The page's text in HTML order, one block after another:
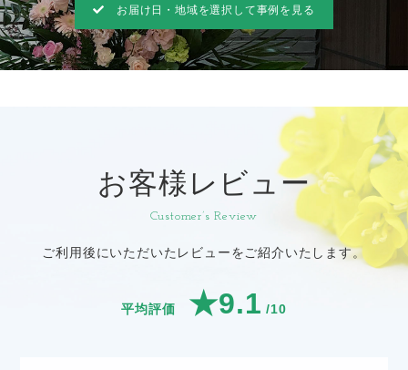
お届け日・地域を選択して事例を見る
お客様レビュー
Customer’s Review
ご利用後にいただいたレビューをご紹介いたします。
平均評価 ★9.1 /10